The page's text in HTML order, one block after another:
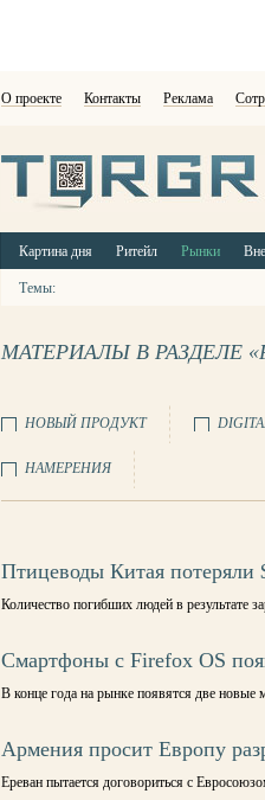
О проекте Контакты Реклама
Картина дня Ритейл Рынки
Темы:
МАТЕРИАЛЫ В РАЗДЕЛЕ
НОВЫЙ ПРОДУКТ
НАМЕРЕНИЯ
Птицеводы Китая потеряли
Количество погибших людей в результате
Смартфоны с Firefox OS
В конце года на рынке появятся две
Армения просит Европу
Ереван пытается договориться с